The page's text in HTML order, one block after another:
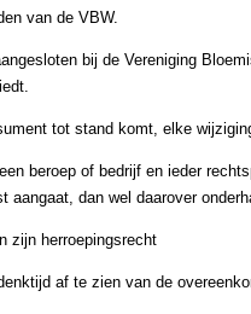
van de VBW.
bij de Vereniging
tot stand komt, elke
beroep of bedrijf en ieder
dan wel daarover
zijn herroepingsrecht
af te zien van de